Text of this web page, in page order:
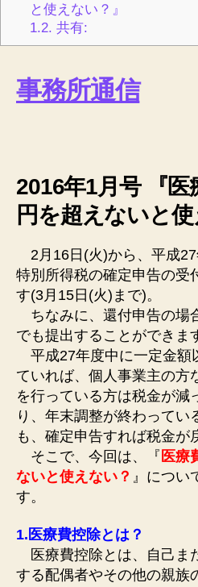
と使えない？』
1.2. 共有:
事務所通信
2016年1月号 『
円を超えないと使
2月16日(火)から、平成
特別 所得税の確定申告の受
す(3月15日(火)まで)。
ちなみに、還付申告の場
でも提出することができま
平成27年度中に一定金額
ていれば、個人事業主の方
を行っている方は税金が減
り、年末調整が終わってい
も、確定申告すれば税金が
そこで、今回は、『 医療
ないと使えない？ 』につい
す。
1.医療費控除とは？
医療費控除とは、自己ま
する配偶者やその他の親族